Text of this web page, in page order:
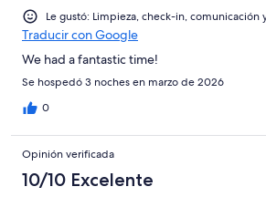
Le gustó: Limpieza, check-in,
Traducir con Google
We had a fantastic time!
Se hospedó 3 noches en marzo de 2026
0
Opinión verificada
10/10 Excelente